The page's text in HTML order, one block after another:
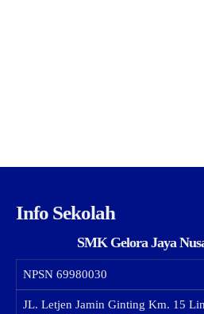
Info Sekolah
SMK Gelora Jaya
NPSN 69980030
JL. Letjen Jamin Ginting Km. 15